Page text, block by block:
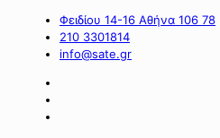
Φειδίου 14-16 Αθήνα 106 78
210 3301814
info@sate.gr